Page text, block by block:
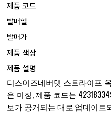
제품 코드
발매일
발매가
제품 색상
제품 설명
디스이즈네버댓 스트라이프
은 미정, 제품 코드는
보가 공개되는 대로 업데이트